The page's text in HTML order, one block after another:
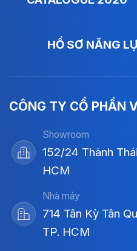
HỒ SƠ NĂNG
CÔNG TY CỔ PHẦN
Showroom
152/24 Thành
HCM
Nhà máy
714 Tân Kỳ Tân
TP. HCM